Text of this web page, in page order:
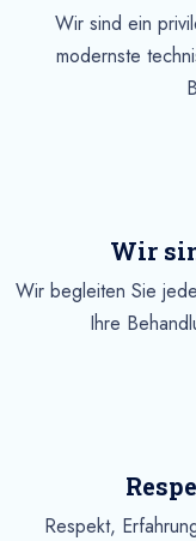
Wir sind ein
modernste
Wir
Wir begleiten Sie
Ihre
Respekt,